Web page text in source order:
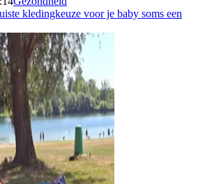
kledingkeuze voor je baby soms een